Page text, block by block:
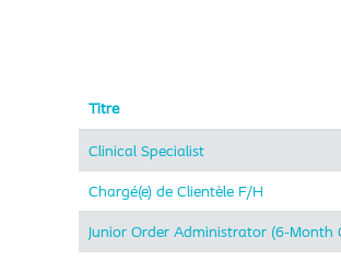
Titre
Clinical Specialist
Chargé(e) de Clientèle F/H
Junior Order Administrator (6-Month